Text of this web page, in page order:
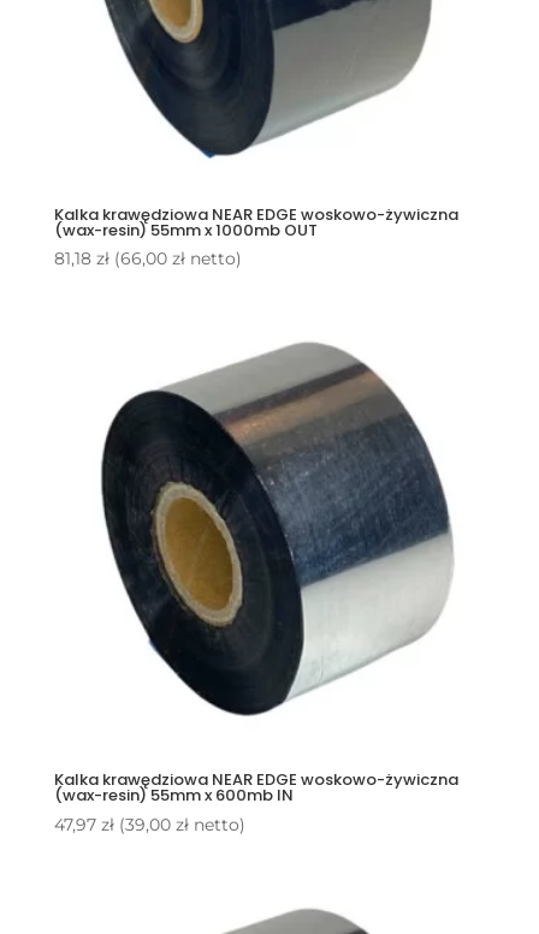
Kalka krawędziowa NEAR EDGE woskowo-żywiczna
(wax-resin) 55mm x 1000mb OUT
81,18 zł (66,00 złnetto)
Kalka krawędziowa NEAR EDGE woskowo-żywiczna
(wax-resin) 55mm x 600mb IN
47,97 zł (39,00 złnetto)